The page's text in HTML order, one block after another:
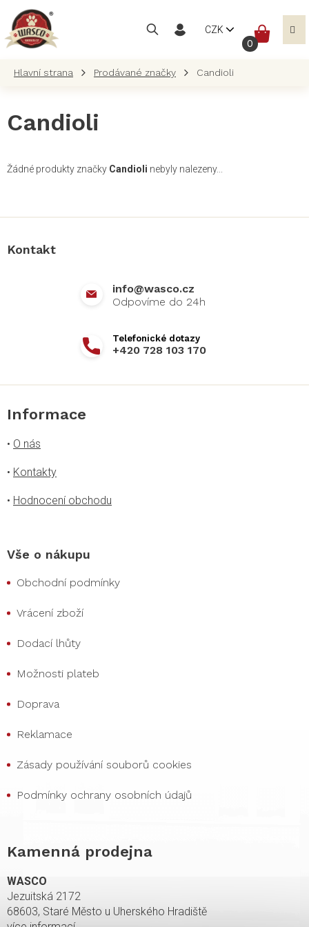
obsah
CZK
Prodávané značky Candioli
Candioli
Žádné produkty značky Candioli nebyly nalezeny...
Kontakt
info@wasco.cz
+420 728 103 170
Informace
• O nás
• Kontakty
• Hodnocení obchodu
Vše o nákupu
Obchodní podmínky
Vrácení zboží
Dodací lhůty
Možnosti plateb
Doprava
Reklamace
Zásady používání souborů cookies
Podmínky ochrany osobních údajů
Kamenná prodejna
WASCO
Jezuitská 2172
68603, Staré Město u Uherského Hradiště